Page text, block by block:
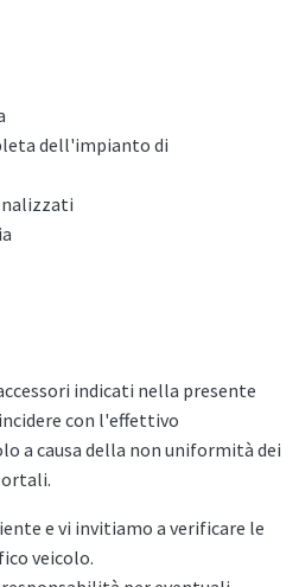
dell'impianto di
indicati nella presente
con l'effettivo
a causa della non uniformità dei
e vi invitiamo a verificare le
veicolo.